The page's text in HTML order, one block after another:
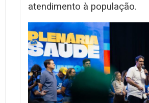
atendimento à população.